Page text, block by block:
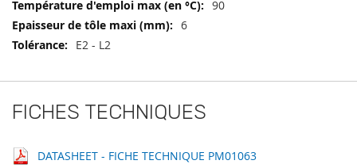
90
6
E2 - L2
FICHES TECHNIQUES
DATASHEET - FICHE TECHNIQUE PM01063